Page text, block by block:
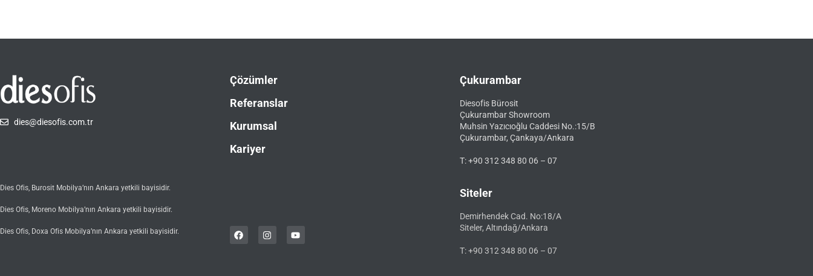
dies@diesofis.com.tr
Dies Ofis, Burosit Mobilya’nın Ankara yetkili bayisidir.
Dies Ofis, Moreno Mobilya’nın Ankara yetkili bayisidir.
Dies Ofis, Doxa Ofis Mobilya’nın Ankara yetkili bayisidir.
Çözümler
Referanslar
Kurumsal
Kariyer
Çukurambar
Diesofis Bürosit
Çukurambar Showroom
Muhsin Yazıcıoğlu Caddesi No.:15/B
Çukurambar, Çankaya/Ankara
T: +90 312 348 80 06 – 07
Siteler
Demirhendek Cad. No:18/A
Siteler, Altındağ/Ankara
T: +90 312 348 80 06 – 07